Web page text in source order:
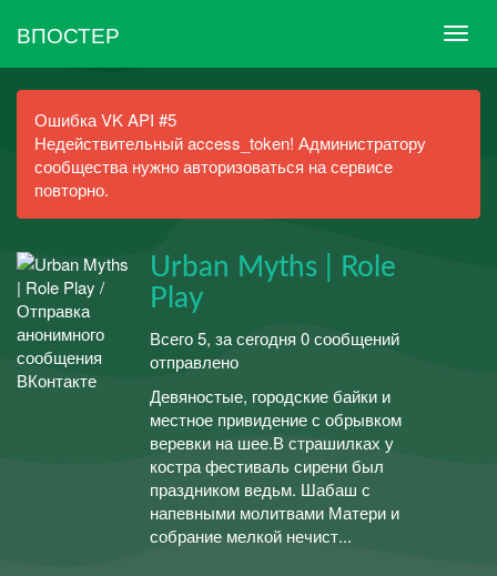
ВПОСТЕР
Ошибка VK API #5
Недействительный access_token! Администратору
сообщества нужно авторизоваться на сервисе
повторно.
Urban Myths | Role
Play
Всего 5, за сегодня 0 сообщений
отправлено
Девяностые, городские байки и
местное привидение с обрывком
веревки на шее.В страшилках у
костра фестиваль сирени был
праздником ведьм. Шабаш с
напевными молитвами Матери и
собрание мелкой нечист...